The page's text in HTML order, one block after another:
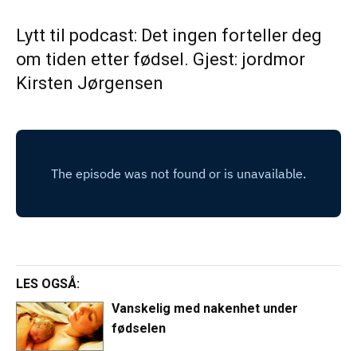
Lytt til podcast: Det ingen forteller deg
om tiden etter fødsel. Gjest: jordmor
Kirsten Jørgensen
LES OGSÅ:
Vanskelig med nakenhet under
fødselen